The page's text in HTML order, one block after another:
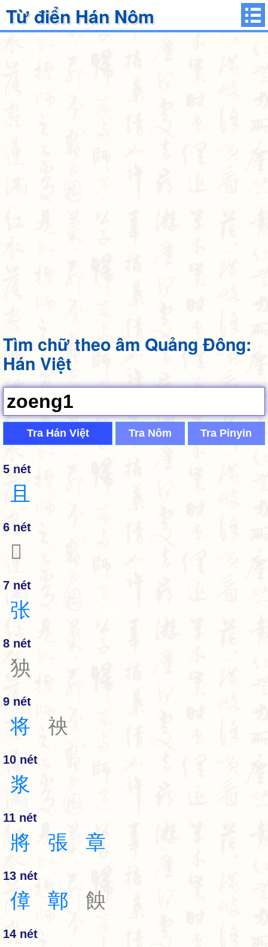
Từ điển Hán Nôm
Tìm chữ theo âm Quảng Đông:
Hán Việt
Tra Hán Việt Tra Nôm Tra Pinyin
5 nét
且
6 nét
𤕭
7 nét
张
8 nét
㹧
9 nét
将 䄃
10 nét
浆
11 nét
將 張 章
13 nét
傽 鄣 䬬
14 nét